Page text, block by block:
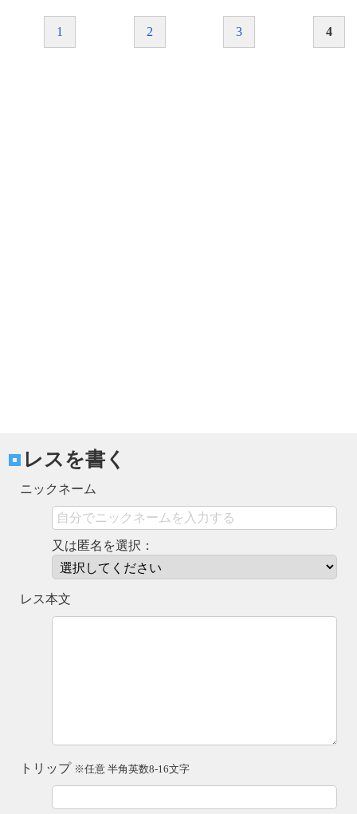
1 2 3 4
レスを書く
ニックネーム
又は匿名を選択：
レス本文
トリップ ※任意 半角英数8-16文字